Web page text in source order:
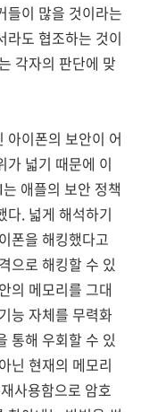
들이 많을 것이라는
라도 협조하는 것이
각자의 판단에 맞
아이폰의 보안이 어
가 넓기 때문에 이
애플의 보안 정책
다. 넓게 해석하기
폰을 해킹했다고
으로 해킹할 수 있
의 메모리를 그대
능 자체를 무력화
통해 우회할 수 있
닌 현재의 메모리
사용함으로 암호